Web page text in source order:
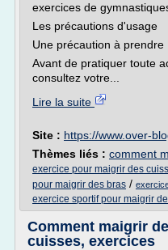
exercices de
Les précautions d'usage
Une précaution à prendre
Avant de pratiquer toute
consultez votre...
Lire la suite
Site : https://www.over-
Thèmes liés : comment
exercice pour maigrir des
pour maigrir des bras /
exercice sportif pour maigrir
Comment maigrir
cuisses, exercices